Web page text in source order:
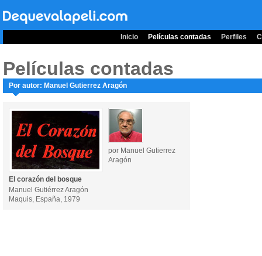
Inicio Películas contadas Perfiles
Películas contadas
Por autor: Manuel Gutierrez Aragón
por Manuel Gutierrez
Aragón
El corazón del bosque
Manuel Gutiérrez Aragón
Maquis, España, 1979